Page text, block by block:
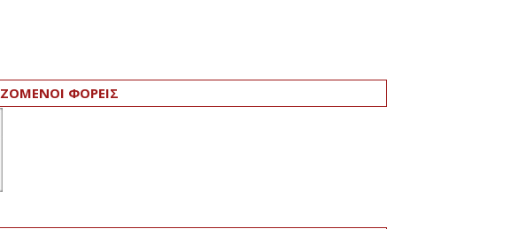
ΦΟΡΕΙΣ